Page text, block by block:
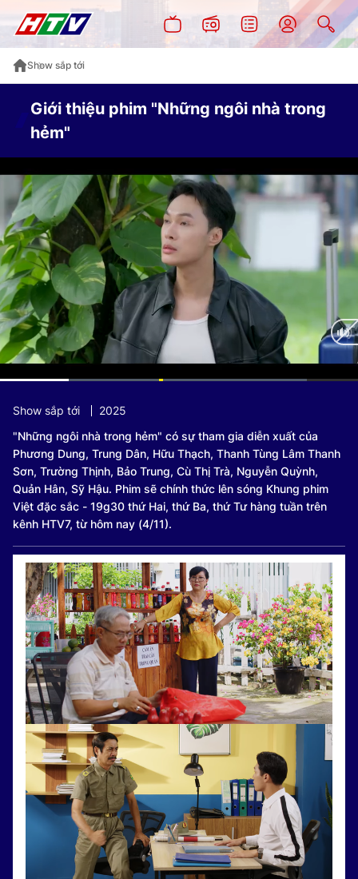
Show sắp tới
Giới thiệu phim "Những ngôi nhà trong
hẻm"
Time
Show sắp tới
2025
"Những ngôi nhà trong hẻm" có sự tham gia diễn xuất của
Phương Dung, Trung Dân, Hữu Thạch, Thanh Tùng Lâm Thanh
Sơn, Trường Thịnh, Bảo Trung, Cù Thị Trà, Nguyễn Quỳnh,
Quản Hân, Sỹ Hậu. Phim sẽ chính thức lên sóng Khung phim
Việt đặc sắc - 19g30 thứ Hai, thứ Ba, thứ Tư hàng tuần trên
kênh HTV7, từ hôm nay (4/11).